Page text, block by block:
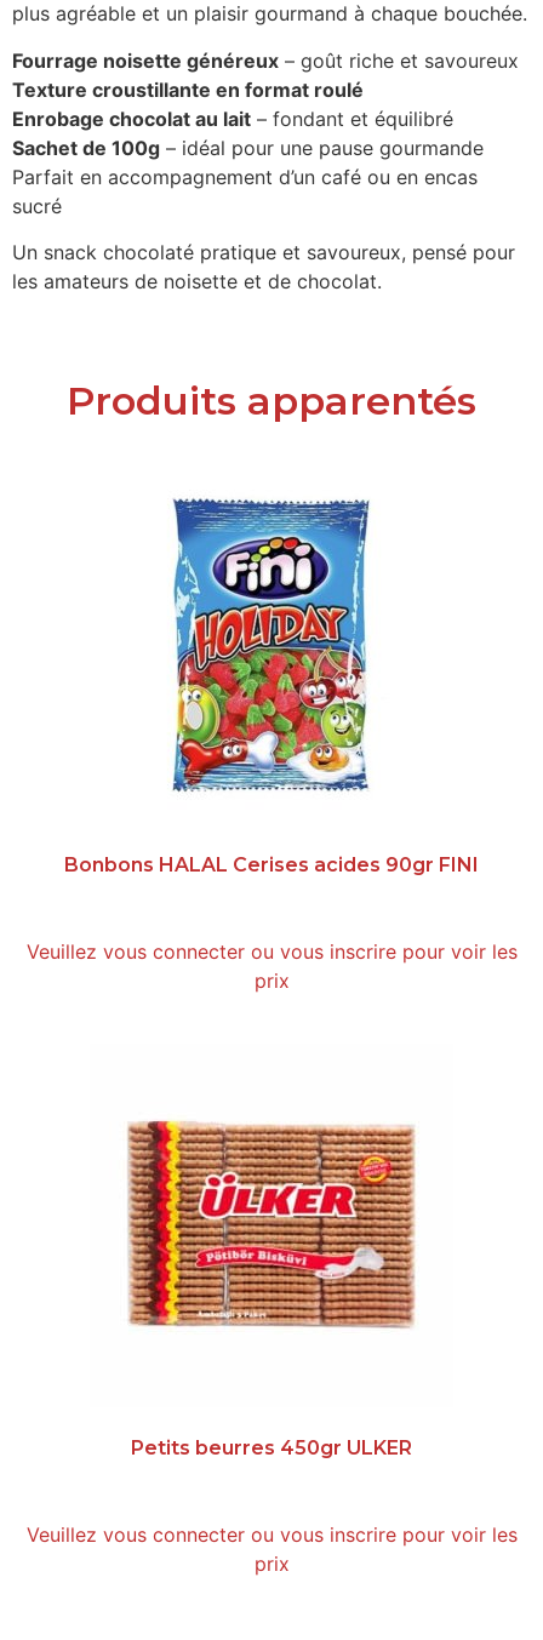
plus agréable et un plaisir gourmand à chaque bouchée.
Fourrage noisette généreux – goût riche et savoureux
Texture croustillante en format roulé
Enrobage chocolat au lait – fondant et équilibré
Sachet de 100g – idéal pour une pause gourmande
Parfait en accompagnement d’un café ou en encas
sucré
Un snack chocolaté pratique et savoureux, pensé pour
les amateurs de noisette et de chocolat.
Produits apparentés
Bonbons HALAL Cerises acides 90gr FINI
Veuillez vous connecter ou vous inscrire pour voir les
prix
Petits beurres 450gr ULKER
Veuillez vous connecter ou vous inscrire pour voir les
prix